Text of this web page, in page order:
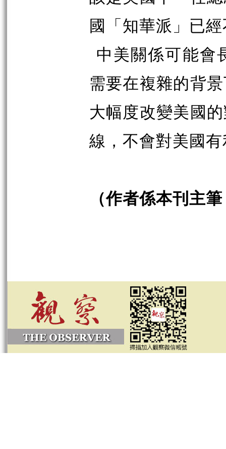
國「知華派」已
中美關係可能會
需要在複雜的背
大幅度改變美國
線，不會對美國
（作者係本刊主